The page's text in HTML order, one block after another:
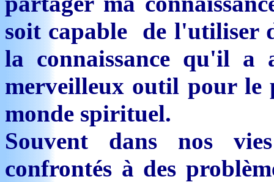
soit capable de l'utiliser
la connaissance qu'il a
merveilleux outil pour le
monde spirituel.
Souvent dans nos
confrontés à des